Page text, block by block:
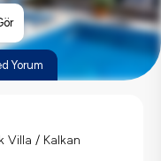
Yorum
Villa / Kalkan